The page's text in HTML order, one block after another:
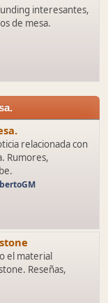
interesantes,
de mesa.
relacionada con
Rumores,
el material
Reseñas,